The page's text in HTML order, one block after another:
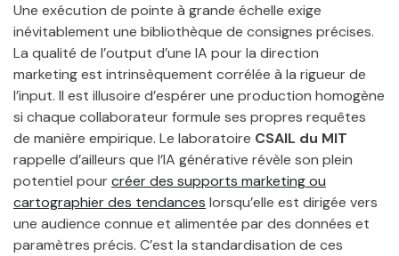
Une exécution de pointe à grande échelle exige
inévitablement une bibliothèque de consignes précises.
La qualité de l’output d’une IA pour la direction
marketing est intrinsèquement corrélée à la rigueur de
l’input. Il est illusoire d’espérer une production homogène
si chaque collaborateur formule ses propres requêtes
de manière empirique. Le laboratoire CSAIL du MIT
rappelle d’ailleurs que l’IA générative révèle son plein
potentiel pourcréer des supports marketing ou
cartographier des tendances lorsqu’elle est dirigée vers
une audience connue et alimentée par des données et
paramètres précis. C’est la standardisation de ces